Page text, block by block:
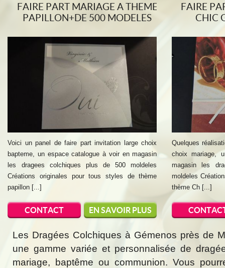
FAIRE PART MARIAGE A THEME
PAPILLON+DE 500 MODELES
Voici un panel de faire part invitation large choix
bapteme, un espace catalogue à voir en magasin
les dragees colchiques plus de 500 moldeles
Créations originales pour tous styles de thème
papillon [...]
CONTACT EN SAVOIR PLUS
FAIRE
CHIC
Quelques
choix mariage,
magasin les
moldeles
thème Ch [...]
Les Dragées Colchiques à Gémenos près de
une gamme variée et personnalisée de
mariage, baptême ou communion. Vous